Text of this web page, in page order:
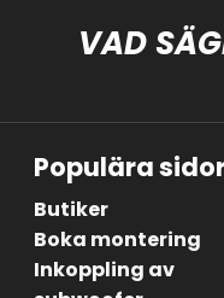
VAD
Populära
Butiker
Boka montering
Inkoppling av